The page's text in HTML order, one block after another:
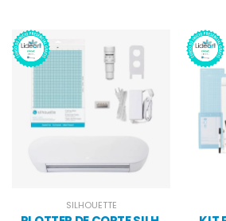
SILHOUETTE